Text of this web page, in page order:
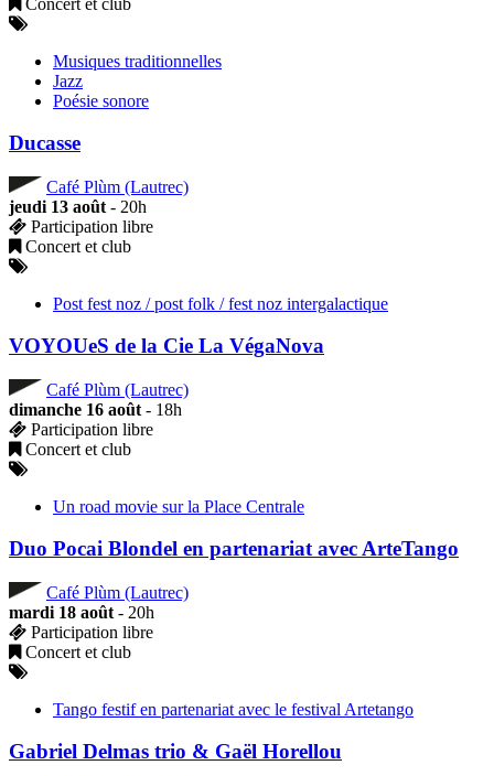
Musiques traditionnelles
Jazz
Poésie sonore
Ducasse
Café Plùm (Lautrec)
jeudi 13 août - 20h
Participation libre
Concert et club
Post fest noz / post folk / fest noz intergalactique
VOYOUeS de la Cie La VégaNova
Café Plùm (Lautrec)
dimanche 16 août - 18h
Participation libre
Concert et club
Un road movie sur la Place Centrale
Duo Pocai Blondel en partenariat avec ArteTango
Café Plùm (Lautrec)
mardi 18 août - 20h
Participation libre
Concert et club
Tango festif en partenariat avec le festival Artetango
Gabriel Delmas trio & Gaël Horellou